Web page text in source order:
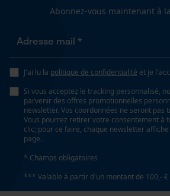
Abonnez-vous maintenant à
J'ai lu la politique de confidentialité et je
Si vous acceptez le tracking personnalisé,
parvenir des offres promotionnelles
newsletter. Vos coordonnées ne seront pas
Vous pourrez retirer votre consentement à
clic; pour ce faire, chaque newsletter
page.
* Champs obligatoires
*** Valable à partir d'un montant de 100,- €